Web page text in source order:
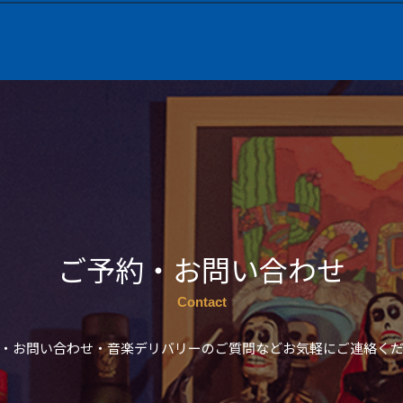
ご予約・お問い合わせ
Contact
お問い合わせ・音楽デリバリーのご質問などお気軽にご連絡く